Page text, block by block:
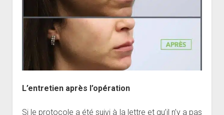
L’entretien après l’opération
Si le protocole a été suivi à la lettre et qu’il n’y a pas